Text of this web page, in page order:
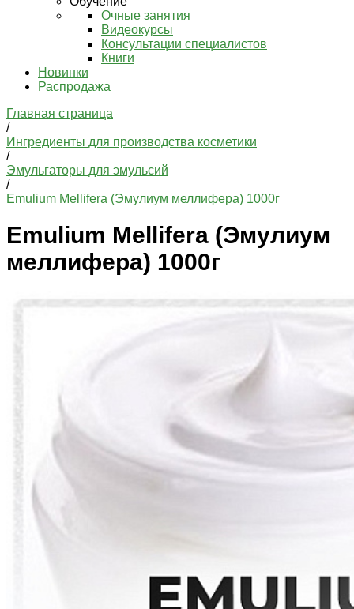
Очные занятия
Видеокурсы
Консультации специалистов
Книги
Новинки
Распродажа
Главная страница
/
Ингредиенты для производства косметики
/
Эмульгаторы для эмульсий
/
Emulium Mellifera (Эмулиум меллифера) 1000г
Emulium Mellifera (Эмулиум
меллифера) 1000г